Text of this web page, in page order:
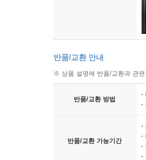
반품/교환 안내
※ 상품 설명에 반품/교환과 관
반품/교환 방법
반품/교환 가능기간